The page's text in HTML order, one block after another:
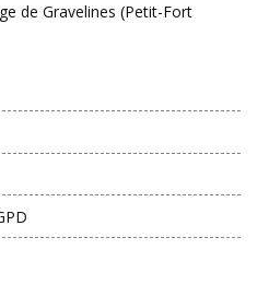
de Gravelines (Petit-Fort